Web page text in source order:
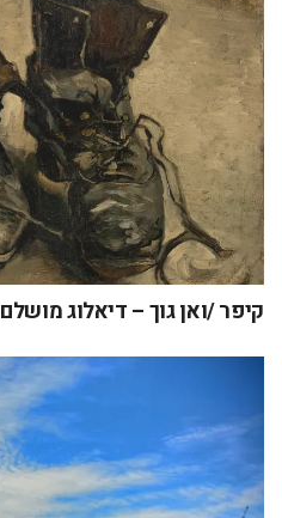
קיפר /ואן גוך – דיאלוג מושלם